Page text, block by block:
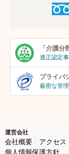
「介護分
適正認定
プライバ
厳密な管
運営会社
会社概要 アクセス
個人情報保護方針